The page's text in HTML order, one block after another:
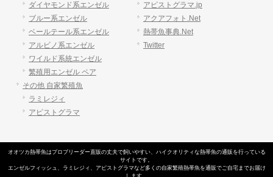
ダイヤモンド系エンゼル
ブルー系エンゼル
ベールテール系エンゼル
アルビノ系エンゼル
ワイルド系統エンゼル
繁殖用エンゼル ペア
その他 自家繁殖魚
ラミレジィ
アピストグラマ
アピストグラマ.jp
アクアフォト.Net
熱帯魚事典.Net
Twitter
オオツカ熱帯魚はプロブリーダー直販の丈夫で飼いやすい、 ハイクオリティな熱帯魚の通販 を行っている
サイトです。
エンゼルフィッシュ 、 ラミレジィ 、 アピストグラマなど多くの自家繁殖熱帯魚 を通販でご自宅までお届け
します。